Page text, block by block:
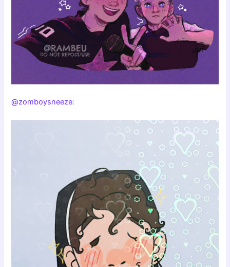
@zomboysneeze: